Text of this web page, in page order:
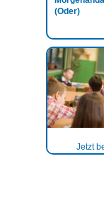
(Oder)
Jetzt